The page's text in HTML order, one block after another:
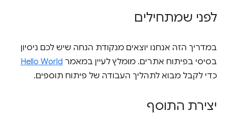
לפני שמתחילים
במדריך הזה אנחנו יוצאים מנקודת הנחה שיש לכם ניסיון
בסיסי בפיתוח אתרים. מומלץ לעיין במאמר Hello World
כדי לקבל מבוא לתהליך העבודה של פיתוח תוספים.
יצירת התוסף